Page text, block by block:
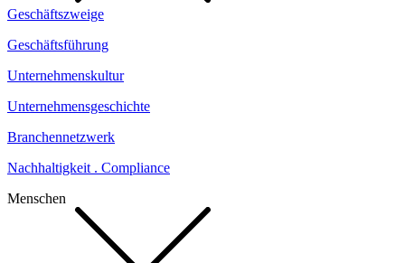
Geschäftszweige
Geschäftsführung
Unternehmenskultur
Unternehmensgeschichte
Branchennetzwerk
Nachhaltigkeit . Compliance
Menschen